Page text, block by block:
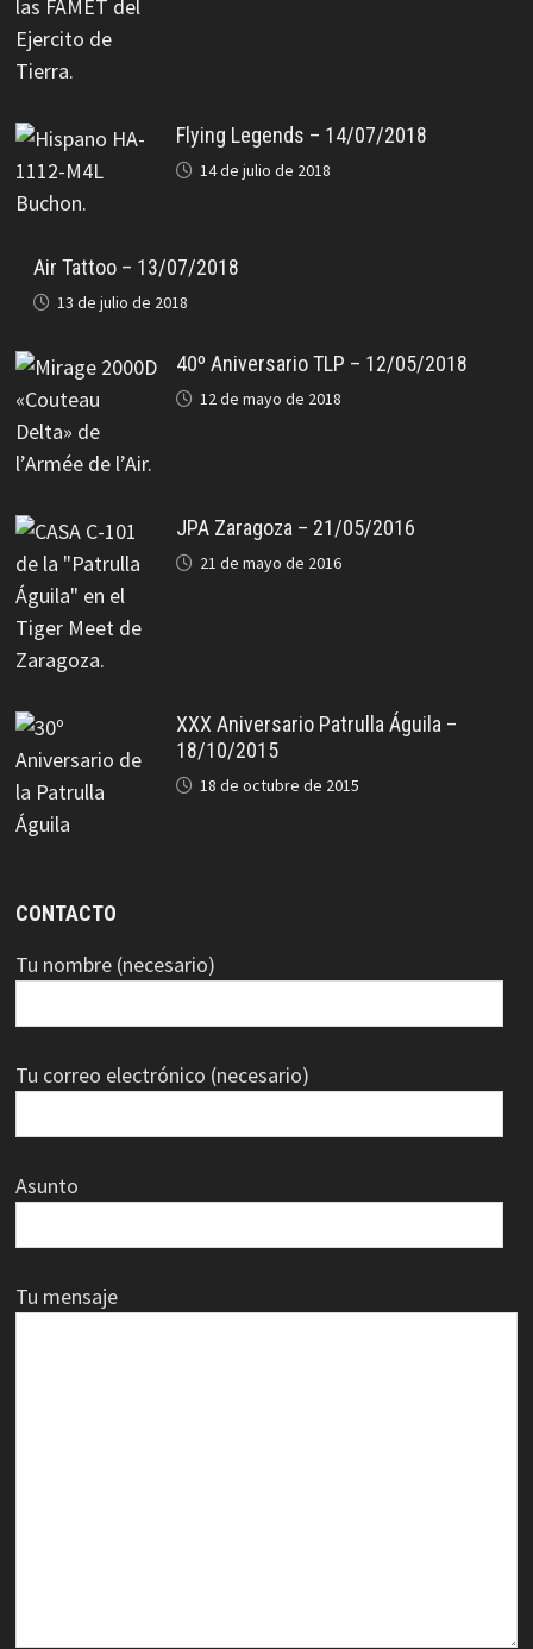
Flying Legends – 14/07/2018
14 de julio de 2018
Air Tattoo – 13/07/2018
13 de julio de 2018
40º Aniversario TLP – 12/05/2018
12 de mayo de 2018
JPA Zaragoza – 21/05/2016
21 de mayo de 2016
XXX Aniversario Patrulla Águila –
18/10/2015
18 de octubre de 2015
CONTACTO
Tu nombre (necesario)
Tu correo electrónico (necesario)
Asunto
Tu mensaje